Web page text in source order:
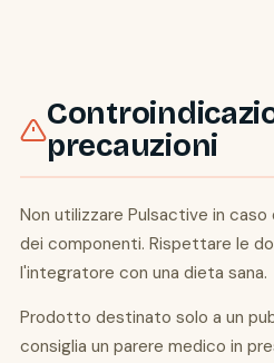
precauzioni
Non utilizzare Pulsactive in
dei componenti. Rispettare le
l'integratore con una dieta sana.
Prodotto destinato solo a un
consiglia un parere medico in